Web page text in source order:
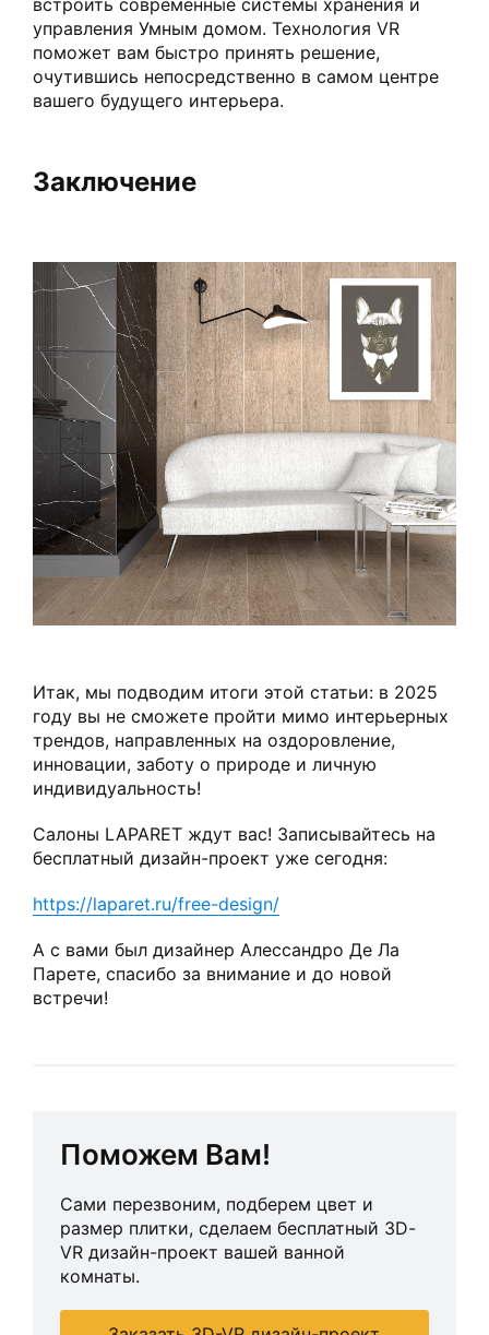
встроить современные системы хранения и
управления Умным домом. Технология VR
поможет вам быстро принять решение,
очутившись непосредственно в самом центре
вашего будущего интерьера.
Заключение
Итак, мы подводим итоги этой статьи: в 2025
году вы не сможете пройти мимо интерьерных
трендов, направленных на оздоровление,
инновации, заботу о природе и личную
индивидуальность!
Салоны LAPARET ждут вас! Записывайтесь на
бесплатный дизайн-проект уже сегодня:
https://laparet.ru/free-design/
А с вами был дизайнер Алессандро Де Ла
Парете, спасибо за внимание и до новой
встречи!
Поможем Вам!
Сами перезвоним, подберем цвет и
размер плитки, сделаем бесплатный 3D-
VR дизайн-проект вашей ванной
комнаты.